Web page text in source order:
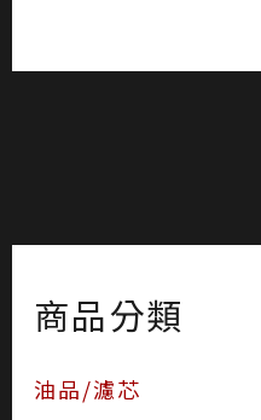
商品分類
油品/濾芯